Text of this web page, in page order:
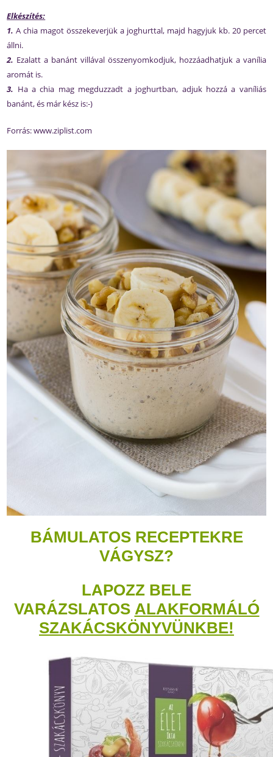
Elkészítés:
1. A chia magot összekeverjük a joghurttal, majd hagyjuk kb. 20 percet
állni.
2. Ezalatt a banánt villával összenyomkodjuk, hozzáadhatjuk a vanília
aromát is.
3. Ha a chia mag megduzzadt a joghurtban, adjuk hozzá a vaníliás
banánt, és már kész is:-)
Forrás: www.ziplist.com
BÁMULATOS RECEPTEKRE
VÁGYSZ?
LAPOZZ BELE
VARÁZSLATOS ALAKFORMÁLÓ
SZAKÁCSKÖNYVÜNKBE!